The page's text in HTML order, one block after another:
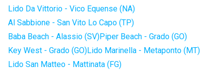
Lido Da Vittorio - Vico Equense (NA)
Al Sabbione - San Vito Lo Capo (TP)
Baba Beach - Alassio (SV)Piper Beach - Grado (GO)
Key West - Grado (GO)Lido Marinella - Metaponto (MT)
Lido San Matteo - Mattinata (FG)